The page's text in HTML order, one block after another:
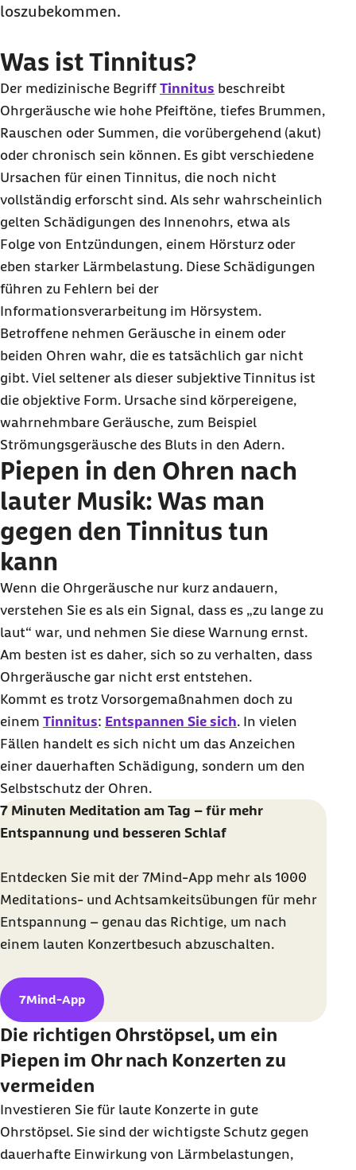
loszubekommen.
Was ist Tinnitus?
Der medizinische Begriff Tinnitus beschreibt
Ohrgeräusche wie hohe Pfeiftöne, tiefes Brummen,
Rauschen oder Summen, die vorübergehend (akut)
oder chronisch sein können. Es gibt verschiedene
Ursachen für einen Tinnitus, die noch nicht
vollständig erforscht sind. Als sehr wahrscheinlich
gelten Schädigungen des Innenohrs, etwa als
Folge von Entzündungen, einem Hörsturz oder
eben starker Lärmbelastung. Diese Schädigungen
führen zu Fehlern bei der
Informationsverarbeitung im Hörsystem.
Betroffene nehmen Geräusche in einem oder
beiden Ohren wahr, die es tatsächlich gar nicht
gibt. Viel seltener als dieser subjektive Tinnitus ist
die objektive Form. Ursache sind körpereigene,
wahrnehmbare Geräusche, zum Beispiel
Strömungsgeräusche des Bluts in den Adern.
Piepen in den Ohren nach
lauter Musik: Was man
gegen den Tinnitus tun
kann
Wenn die Ohrgeräusche nur kurz andauern,
verstehen Sie es als ein Signal, dass es „zu lange zu
laut“ war, und nehmen Sie diese Warnung ernst.
Am besten ist es daher, sich so zu verhalten, dass
Ohrgeräusche gar nicht erst entstehen.
Kommt es trotz Vorsorgemaßnahmen doch zu
einem Tinnitus: Entspannen Sie sich. In vielen
Fällen handelt es sich nicht um das Anzeichen
einer dauerhaften Schädigung, sondern um den
Selbstschutz der Ohren.
7 Minuten Meditation am Tag – für mehr
Entspannung und besseren Schlaf
Entdecken Sie mit der 7Mind-App mehr als 1000
Meditations- und Achtsamkeitsübungen für mehr
Entspannung – genau das Richtige, um nach
einem lauten Konzertbesuch abzuschalten.
7Mind-App
Die richtigen Ohrstöpsel, um ein
Piepen im Ohr nach Konzerten zu
vermeiden
Investieren Sie für laute Konzerte in gute
Ohrstöpsel. Sie sind der wichtigste Schutz gegen
dauerhafte Einwirkung von Lärmbelastungen,